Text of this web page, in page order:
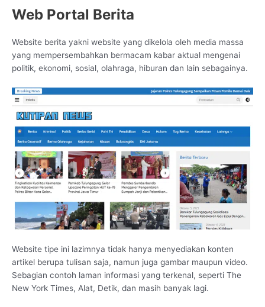
Web Portal Berita
Website berita yakni website yang dikelola oleh media massa
yang mempersembahkan bermacam kabar aktual mengenai
politik, ekonomi, sosial, olahraga, hiburan dan lain sebagainya.
Website tipe ini lazimnya tidak hanya menyediakan konten
artikel berupa tulisan saja, namun juga gambar maupun video.
Sebagian contoh laman informasi yang terkenal, seperti The
New York Times, Alat, Detik, dan masih banyak lagi.